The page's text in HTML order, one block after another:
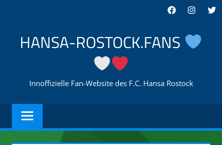
springen
Facebook
HANSA-ROSTOCK.FANS
Innoffizielle Fan-Website des F.C. Hansa Rostock